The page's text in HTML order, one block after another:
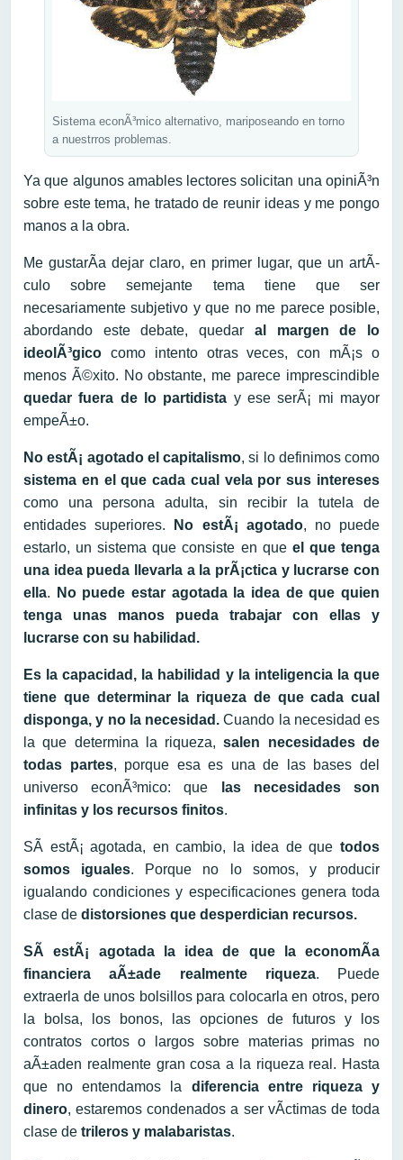
Sistema econÃ³mico alternativo, mariposeando en torno
a nuestrros problemas.
Ya que algunos amables lectores solicitan una opiniÃ³n
sobre este tema, he tratado de reunir ideas y me pongo
manos a la obra.
Me gustarÃ­a dejar claro, en primer lugar, que un artÃ­
culo sobre semejante tema tiene que ser
necesariamente subjetivo y que no me parece posible,
abordando este debate, quedar al margen de lo
ideolÃ³gico como intento otras veces, con mÃ¡s o
menos Ã©xito. No obstante, me parece imprescindible
quedar fuera de lo partidista y ese serÃ¡ mi mayor
empeÃ±o.
No estÃ¡ agotado el capitalismo, si lo definimos como
sistema en el que cada cual vela por sus intereses
como una persona adulta, sin recibir la tutela de
entidades superiores.
No estÃ¡ agotado, no puede
estarlo, un sistema que consiste en que el que tenga
una idea pueda llevarla a la prÃ¡ctica y lucrarse con
ella.
No puede estar agotada la idea de que quien
tenga unas manos pueda trabajar con ellas y
lucrarse con su habilidad.
Es la capacidad, la habilidad y la inteligencia la que
tiene que determinar la riqueza de que cada cual
disponga, y no la necesidad. Cuando la necesidad es
la que determina la riqueza,salen necesidades de
todas partes, porque esa es una de las bases del
universo econÃ³mico: que
las necesidades son
infinitas y los recursos finitos.
SÃ­ estÃ¡ agotada, en cambio, la idea de que todos
somos iguales. Porque no lo somos, y producir
igualando condiciones y especificaciones genera toda
clase de distorsiones que desperdician recursos.
SÃ­ estÃ¡ agotada la idea de que la economÃ­a
financiera aÃ±ade realmente riqueza. Puede
extraerla de unos bolsillos para colocarla en otros, pero
la bolsa, los bonos, las opciones de futuros y los
contratos cortos o largos sobre materias primas no
aÃ±aden realmente gran cosa a la riqueza real. Hasta
que no entendamos la diferencia entre riqueza y
dinero, estaremos condenados a ser vÃ­ctimas de toda
clase de trileros y malabaristas.